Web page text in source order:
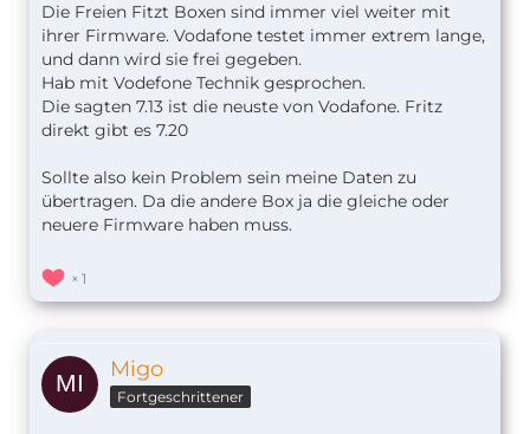
Die Freien Fitzt Boxen sind immer viel weiter mit
ihrer Firmware. Vodafone testet immer extrem lange,
und dann wird sie frei gegeben.
Hab mit Vodefone Technik gesprochen.
Die sagten 7.13 ist die neuste von Vodafone. Fritz
direkt gibt es 7.20
Sollte also kein Problem sein meine Daten zu
übertragen. Da die andere Box ja die gleiche oder
neuere Firmware haben muss.
1
Migo
Fortgeschrittener